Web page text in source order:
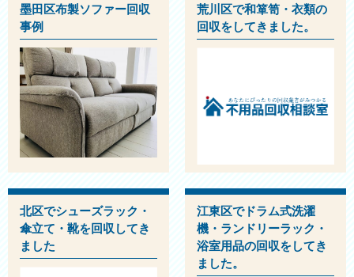
墨田区布製ソファー回収
事例
荒川区で和箪笥・衣類の
回収をしてきました。
北区でシューズラック・
傘立て・靴を回収してき
ました
江東区でドラム式洗濯
機・ランドリーラック・
浴室用品の回収をしてき
ました。